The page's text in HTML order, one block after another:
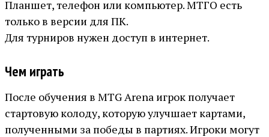
Планшет, телефон или компьютер. МТГО есть
только в версии для ПК.
Для турниров нужен доступ в интернет.
Чем играть
После обучения в MTG Arena игрок получает
стартовую колоду, которую улучшает картами,
полученными за победы в партиях. Игроки могут